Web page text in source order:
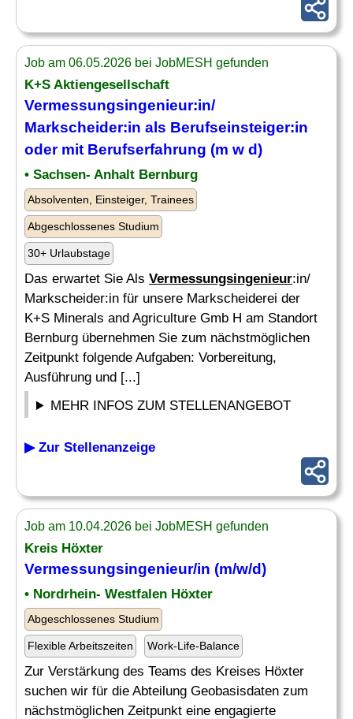
Job am 06.05.2026 bei JobMESH gefunden
K+S Aktiengesellschaft
Vermessungsingenieur:in/
Markscheider:in als Berufseinsteiger:in
oder mit Berufserfahrung (m w d)
• Sachsen- Anhalt Bernburg
Absolventen, Einsteiger, Trainees
Abgeschlossenes Studium
30+ Urlaubstage
Das erwartet Sie Als Vermessungsingenieur:in/
Markscheider:in für unsere Markscheiderei der
K+S Minerals and Agriculture Gmb H am Standort
Bernburg übernehmen Sie zum nächstmöglichen
Zeitpunkt folgende Aufgaben: Vorbereitung,
Ausführung und [...]
MEHR INFOS ZUM STELLENANGEBOT
▶ Zur Stellenanzeige
Job am 10.04.2026 bei JobMESH gefunden
Kreis Höxter
Vermessungsingenieur/in (m/w/d)
• Nordrhein- Westfalen Höxter
Abgeschlossenes Studium
Flexible Arbeitszeiten Work-Life-Balance
Zur Verstärkung des Teams des Kreises Höxter
suchen wir für die Abteilung Geobasisdaten zum
nächstmöglichen Zeitpunkt eine engagierte